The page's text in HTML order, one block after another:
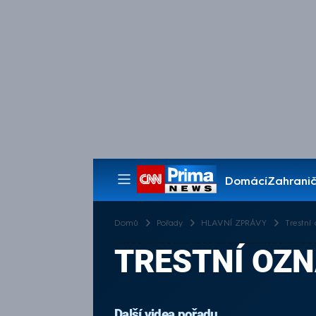
Domácí
Pořady
Domů Pořady HLAVNÍ ZPRÁVY Trestní
TRESTNÍ